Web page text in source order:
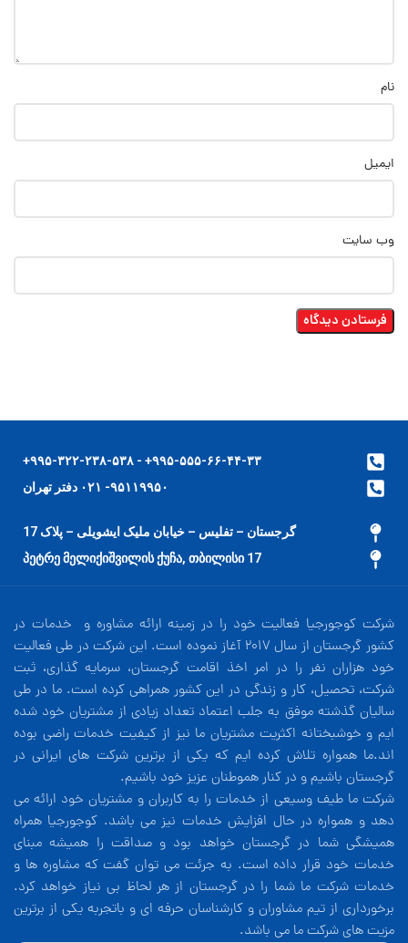
نام
ایمیل
وب‌ سایت
۹۹۵-۵۵۵-۶۶-۴۴-۳۳+ - ۹۹۵-۳۲۲-۲۳۸-۵۳۸+
۹۵۱۱۹۹۵۰- ۰۲۱ دفتر تهران
گرجستان – تفلیس – خیابان ملیک ایشویلی – پلاک 17
17 პეტრე მელიქიშვილის ქუჩა, თბილისი
شرکت کوجورجیا فعالیت خود را در زمینه ارائه مشاوره و خدمات در
کشور گرجستان از سال 2017 آغاز نموده است. این شرکت در طی فعالیت
خود هزاران نفر را در امر اخذ اقامت گرجستان، سرمایه گذاری، ثبت
شرکت، تحصیل، کار و زندگی در این کشور همراهی کرده است. ما در طی
سالیان گذشته موفق به جلب اعتماد تعداد زیادی از مشتریان خود شده
ایم و خوشبختانه اکثریت مشتریان ما نیز از کیفیت خدمات راضی بوده
اند.ما همواره تلاش کرده ایم که یکی از برترین شرکت های ایرانی در
گرجستان باشیم و در کنار هموطنان عزیز خود باشیم.
شرکت ما طیف وسیعی از خدمات را به کاربران و مشتریان خود ارائه می
دهد و همواره در حال افزایش خدمات نیز می باشد. کوجورجیا همراه
همیشگی شما در گرجستان خواهد بود و صداقت را همیشه مبنای
خدمات خود قرار داده است. به جرئت می توان گفت که مشاوره ها و
خدمات شرکت ما شما را در گرجستان از هر لحاظ بی نیاز خواهد کرد.
برخورداری از تیم مشاوران و کارشناسان حرفه ای و باتجربه یکی از برترین
مزیت های شرکت ما می باشد.